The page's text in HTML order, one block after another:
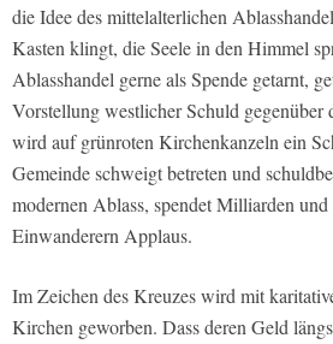
die Idee des mittelalterlichen
Kasten klingt, die Seele in den Himmel
Ablasshandel gerne als Spende getarnt,
Vorstellung westlicher Schuld
wird auf grünroten Kirchenkanzeln ein
Gemeinde schweigt betreten und
modernen Ablass, spendet Milliarden
Einwanderern Applaus.
Im Zeichen des Kreuzes wird mit
Kirchen geworben. Dass deren Geld